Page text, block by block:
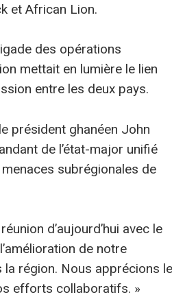
et African Lion.
des opérations
mettait en lumière le lien
entre les deux pays.
président ghanéen John
de l’état-major unifié
subrégionales de
d’aujourd’hui avec le
de notre
région. Nous apprécions le
efforts collaboratifs. »